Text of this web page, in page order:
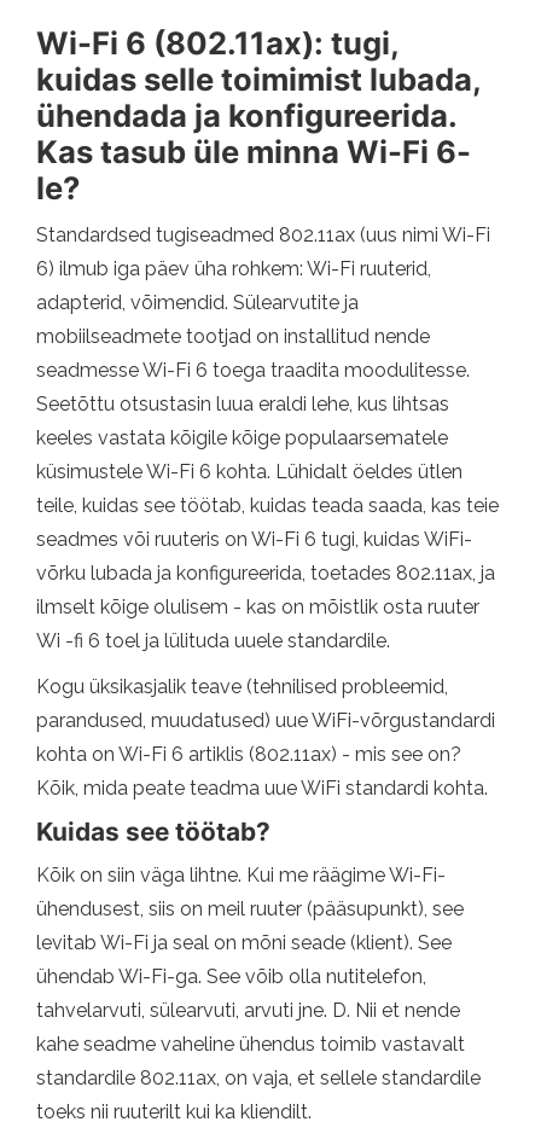
Wi-Fi 6 (802.11ax): tugi,
kuidas selle toimimist lubada,
ühendada ja konfigureerida.
Kas tasub üle minna Wi-Fi 6-
le?
Standardsed tugiseadmed 802.11ax (uus nimi Wi-Fi
6) ilmub iga päev üha rohkem: Wi-Fi ruuterid,
adapterid, võimendid. Sülearvutite ja
mobiilseadmete tootjad on installitud nende
seadmesse Wi-Fi 6 toega traadita moodulitesse.
Seetõttu otsustasin luua eraldi lehe, kus lihtsas
keeles vastata kõigile kõige populaarsematele
küsimustele Wi-Fi 6 kohta. Lühidalt öeldes ütlen
teile, kuidas see töötab, kuidas teada saada, kas teie
seadmes või ruuteris on Wi-Fi 6 tugi, kuidas WiFi-
võrku lubada ja konfigureerida, toetades 802.11ax, ja
ilmselt kõige olulisem - kas on mõistlik osta ruuter
Wi -fi 6 toel ja lülituda uuele standardile.
Kogu üksikasjalik teave (tehnilised probleemid,
parandused, muudatused) uue WiFi-võrgustandardi
kohta on Wi-Fi 6 artiklis (802.11ax) - mis see on?
Kõik, mida peate teadma uue WiFi standardi kohta.
Kuidas see töötab?
Kõik on siin väga lihtne. Kui me räägime Wi-Fi-
ühendusest, siis on meil ruuter (pääsupunkt), see
levitab Wi-Fi ja seal on mõni seade (klient). See
ühendab Wi-Fi-ga. See võib olla nutitelefon,
tahvelarvuti, sülearvuti, arvuti jne. D. Nii et nende
kahe seadme vaheline ühendus toimib vastavalt
standardile 802.11ax, on vaja, et sellele standardile
toeks nii ruuterilt kui ka kliendilt.